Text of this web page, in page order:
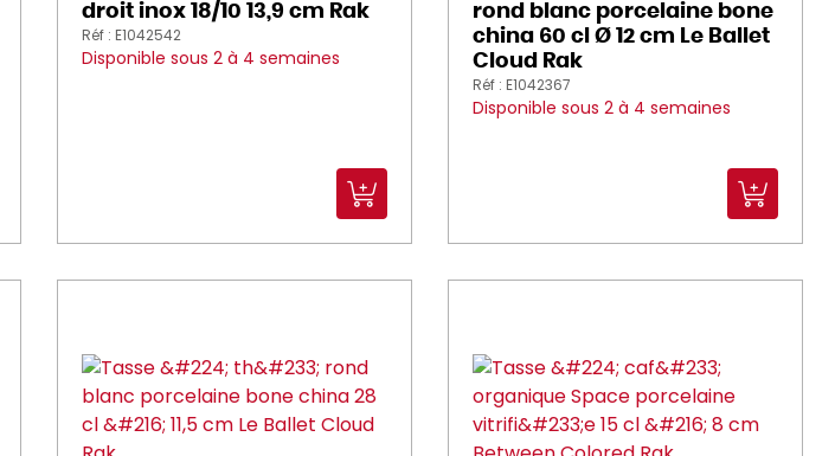
droit inox 18/10 13,9 cm Rak
Réf : E1042542
Disponible sous 2 à 4 semaines
rond blanc porcelaine bone
china 60 cl Ø 12 cm Le Ballet
Cloud Rak
Réf : E1042367
Disponible sous 2 à 4 semaines